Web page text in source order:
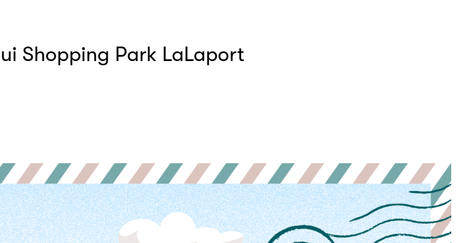
Shopping Park LaLaport